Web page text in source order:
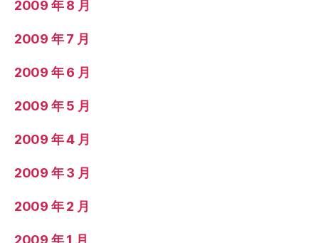
2009 年 8 月
2009 年 7 月
2009 年 6 月
2009 年 5 月
2009 年 4 月
2009 年 3 月
2009 年 2 月
2009 年 1 月